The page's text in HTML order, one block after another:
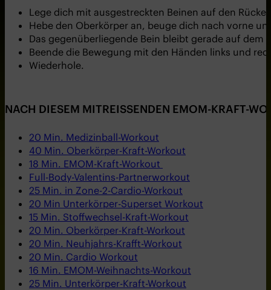
Lege dich mit ausgestreckten Beinen auf den
Hebe den Oberkörper an, beuge dich nach vorne
Das gegenüberliegende Bein bleibt gerade auf dem
Beende die Bewegung mit den Händen links und
Wiederhole.
NACH DIESEM MITREISSENDEN EMOM-KRAFT-
20 Min. Medizinball-Workout
40 Min. Oberkörper-Kraft-Workout
18 Min. EMOM-Kraft-Workout
Full-Body-Valentins-Partnerworkout
25 Min. in Zone-2-Cardio-Workout
20 Min Unterkörper-Superset Workout
15 Min. Stoffwechsel-Kraft-Workout
20 Min. Oberkörper-Kraft-Workout
20 Min. Neuhjahrs-Krafft-Workout
20 Min. Cardio Workout
16 Min. EMOM-Weihnachts-Workout
25 Min. Unterkörper-Kraft-Workout